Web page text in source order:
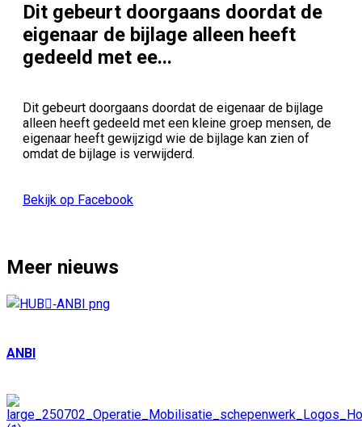
Dit gebeurt doorgaans doordat de
eigenaar de bijlage alleen heeft
gedeeld met ee...
Dit gebeurt doorgaans doordat de eigenaar de bijlage
alleen heeft gedeeld met een kleine groep mensen, de
eigenaar heeft gewijzigd wie de bijlage kan zien of
omdat de bijlage is verwijderd.
Bekijk op Facebook
Meer nieuws
ANBI